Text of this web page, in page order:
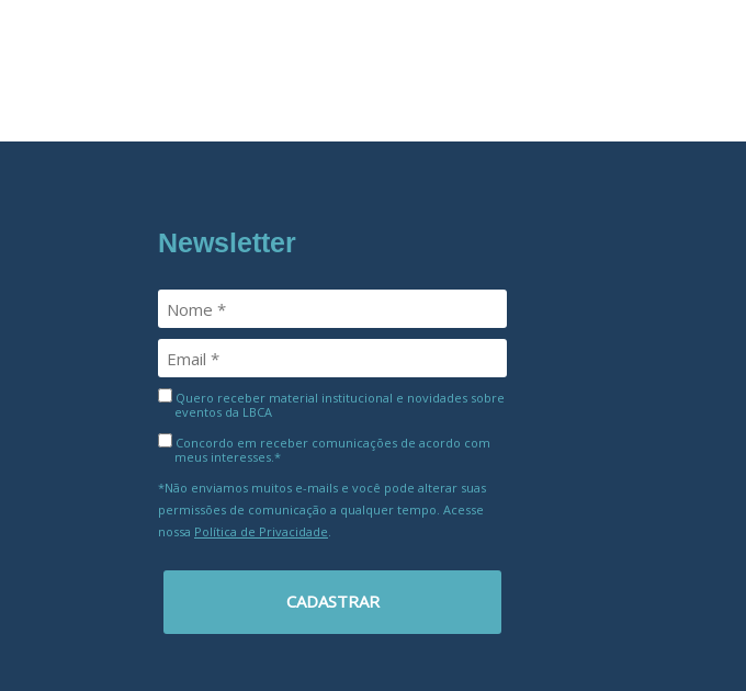
Newsletter
Quero receber material institucional e novidades sobre
eventos da LBCA
Concordo em receber comunicações de acordo com
meus interesses.*
*Não enviamos muitos e-mails e você pode alterar suas
permissões de comunicação a qualquer tempo. Acesse
nossa Política de Privacidade
CADASTRAR